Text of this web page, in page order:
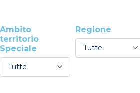
Ambito
territorio
Speciale
Tutte
Regione
Tutte